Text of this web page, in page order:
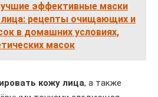
эффективные маски
рецепты очищающих и
в домашних условиях,
масок
кожу лица, а также